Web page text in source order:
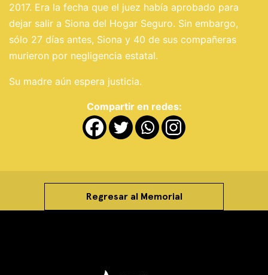
2017. Era la fecha que el juez había aprobado para
dejar salir a Siona del Hogar Seguro. Sin embargo,
sólo 27 días antes, Siona y 40 de sus compañeras
murieron por negligencia estatal.
Su madre aún espera justicia.
Compartir en redes:
Regresar al Memorial